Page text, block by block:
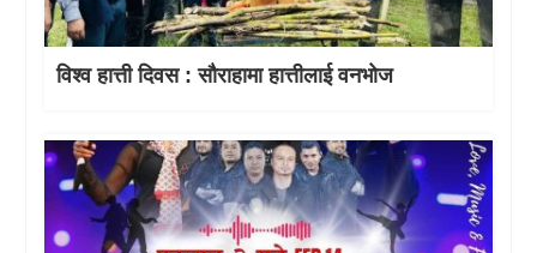
विश्व हात्ती दिवस : सौराहामा हात्तीलाई वनभोज